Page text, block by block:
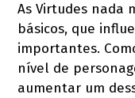
As Virtudes nada
básicos, que
importantes.
nível de
aumentar um